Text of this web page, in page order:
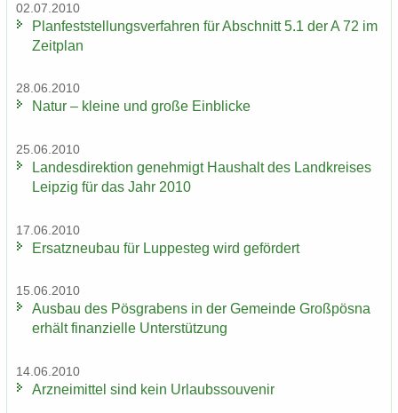
02.07.2010
Plan­fest­stel­lungs­ver­fah­ren für Ab­schnitt 5.1 der A 72 im
Zeit­plan
28.06.2010
Natur – klei­ne und große Ein­bli­cke
25.06.2010
Lan­des­di­rek­ti­on ge­neh­migt Haus­halt des Land­krei­ses
Leip­zig für das Jahr 2010
17.06.2010
Er­satz­neu­bau für Lup­pe­steg wird ge­för­dert
15.06.2010
Aus­bau des Pös­gra­bens in der Ge­mein­de Groß­pös­na
er­hält fi­nan­zi­el­le Un­ter­stüt­zung
14.06.2010
Arz­nei­mit­tel sind kein Ur­laubs­sou­ve­nir